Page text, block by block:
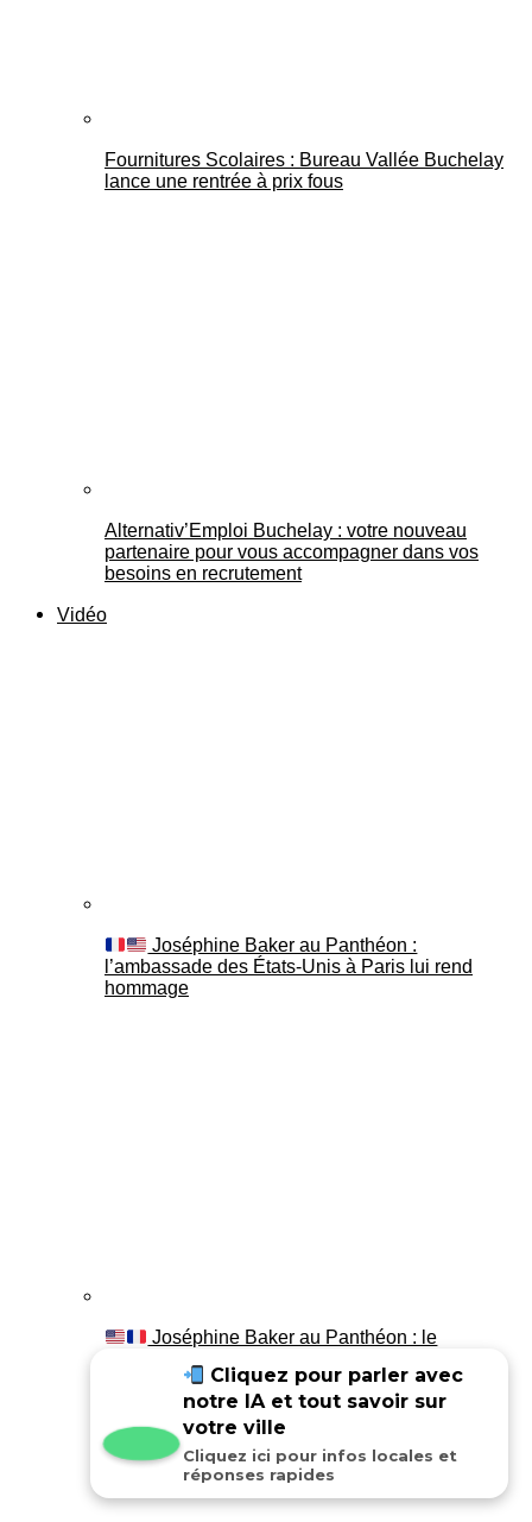
Fournitures Scolaires : Bureau Vallée Buchelay
lance une rentrée à prix fous
Alternativ’Emploi Buchelay : votre nouveau
partenaire pour vous accompagner dans vos
besoins en recrutement
Vidéo
Joséphine Baker au Panthéon :
l’ambassade des États-Unis à Paris lui rend
hommage
Joséphine Baker au Panthéon : le
Cliquez pour parler avec
notre IA et tout savoir sur
votre ville
Cliquez ici pour infos locales et
réponses rapides